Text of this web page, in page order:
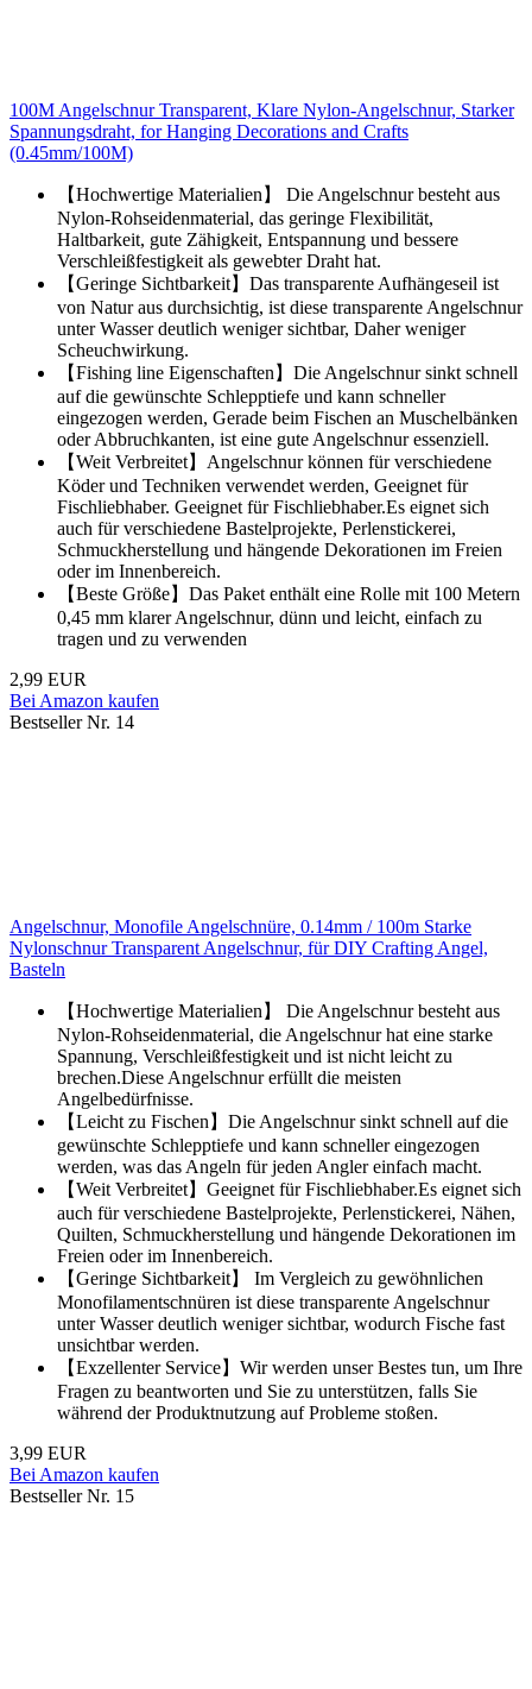
100M Angelschnur Transparent, Klare Nylon-Angelschnur, Starker
Spannungsdraht, for Hanging Decorations and Crafts
(0.45mm/100M)
【Hochwertige Materialien】 Die Angelschnur besteht aus
Nylon-Rohseidenmaterial, das geringe Flexibilität,
Haltbarkeit, gute Zähigkeit, Entspannung und bessere
Verschleißfestigkeit als gewebter Draht hat.
【Geringe Sichtbarkeit】Das transparente Aufhängeseil ist
von Natur aus durchsichtig, ist diese transparente Angelschnur
unter Wasser deutlich weniger sichtbar, Daher weniger
Scheuchwirkung.
【Fishing line Eigenschaften】Die Angelschnur sinkt schnell
auf die gewünschte Schlepptiefe und kann schneller
eingezogen werden, Gerade beim Fischen an Muschelbänken
oder Abbruchkanten, ist eine gute Angelschnur essenziell.
【Weit Verbreitet】Angelschnur können für verschiedene
Köder und Techniken verwendet werden, Geeignet für
Fischliebhaber. Geeignet für Fischliebhaber.Es eignet sich
auch für verschiedene Bastelprojekte, Perlenstickerei,
Schmuckherstellung und hängende Dekorationen im Freien
oder im Innenbereich.
【Beste Größe】Das Paket enthält eine Rolle mit 100 Metern
0,45 mm klarer Angelschnur, dünn und leicht, einfach zu
tragen und zu verwenden
2,99 EUR
Bei Amazon kaufen
Bestseller Nr. 14
Angelschnur, Monofile Angelschnüre, 0.14mm / 100m Starke
Nylonschnur Transparent Angelschnur, für DIY Crafting Angel,
Basteln
【Hochwertige Materialien】 Die Angelschnur besteht aus
Nylon-Rohseidenmaterial, die Angelschnur hat eine starke
Spannung, Verschleißfestigkeit und ist nicht leicht zu
brechen.Diese Angelschnur erfüllt die meisten
Angelbedürfnisse.
【Leicht zu Fischen】Die Angelschnur sinkt schnell auf die
gewünschte Schlepptiefe und kann schneller eingezogen
werden, was das Angeln für jeden Angler einfach macht.
【Weit Verbreitet】Geeignet für Fischliebhaber.Es eignet sich
auch für verschiedene Bastelprojekte, Perlenstickerei, Nähen,
Quilten, Schmuckherstellung und hängende Dekorationen im
Freien oder im Innenbereich.
【Geringe Sichtbarkeit】 Im Vergleich zu gewöhnlichen
Monofilamentschnüren ist diese transparente Angelschnur
unter Wasser deutlich weniger sichtbar, wodurch Fische fast
unsichtbar werden.
【Exzellenter Service】Wir werden unser Bestes tun, um Ihre
Fragen zu beantworten und Sie zu unterstützen, falls Sie
während der Produktnutzung auf Probleme stoßen.
3,99 EUR
Bei Amazon kaufen
Bestseller Nr. 15